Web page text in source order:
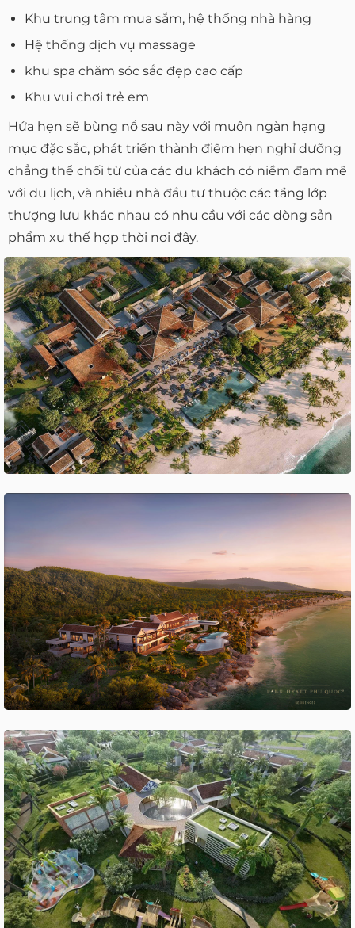
Khu trung tâm mua sắm, hệ thống nhà hàng
Hệ thống dịch vụ massage
khu spa chăm sóc sắc đẹp cao cấp
Khu vui chơi trẻ em
Hứa hẹn sẽ bùng nổ sau này với muôn ngàn hạng
mục đặc sắc, phát triển thành điểm hẹn nghỉ dưỡng
chẳng thể chối từ của các du khách có niềm đam mê
với du lịch, và nhiều nhà đầu tư thuộc các tầng lớp
thượng lưu khác nhau có nhu cầu với các dòng sản
phẩm xu thế hợp thời nơi đây.